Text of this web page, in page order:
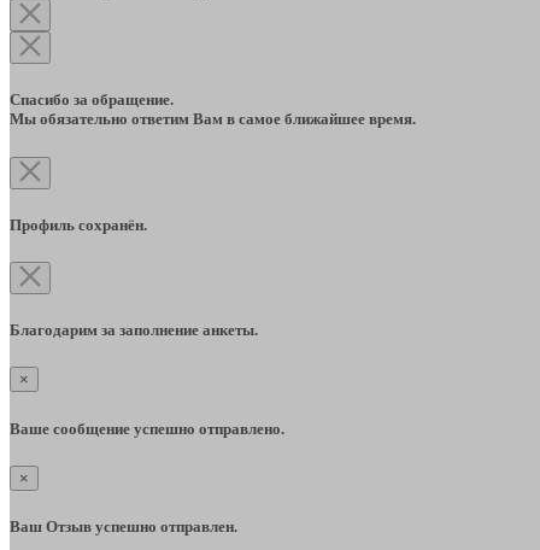
Спасибо за обращение.
Мы обязательно ответим Вам в самое ближайшее время.
Профиль сохранён.
Благодарим за заполнение анкеты.
×
Ваше сообщение успешно отправлено.
×
Ваш Отзыв успешно отправлен.